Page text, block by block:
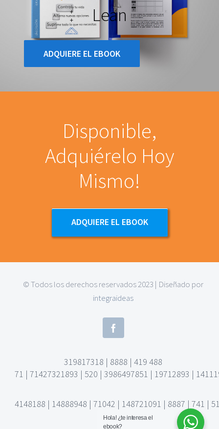
Lean
ADQUIERE EL EBOOK
Disponible,
Adquiérelo Hoy
Mismo!
ADQUIERE EL EBOOK
© Todos los derechos reservados 2023 | Diseñado por
integraideas
319817318 | 8888 | 419 488
71 | 71427321893 | 520 | 3986497851 | 19712893 |
4148188 | 14888948 | 71042 | 148721091 | 8887 | 741 |
Hola!¿te interesa el
ebook?